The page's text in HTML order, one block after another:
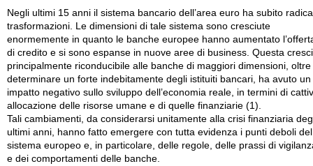
Negli ultimi 15 anni il sistema bancario dell’area euro ha subito
trasformazioni. Le dimensioni di tale sistema sono cresciute
enormemente in quanto le banche europee hanno aumentato
di credito e si sono espanse in nuove aree di business. Questa
principalmente riconducibile alle banche di maggiori dimensioni, oltre
determinare un forte indebitamente degli istituiti bancari, ha avuto un
impatto negativo sullo sviluppo dell’economia reale, in termini di
allocazione delle risorse umane e di quelle finanziarie (1).
Tali cambiamenti, da considerarsi unitamente alla crisi finanziaria
ultimi anni, hanno fatto emergere con tutta evidenza i punti deboli del
sistema europeo e, in particolare, delle regole, delle prassi di
e dei comportamenti delle banche.